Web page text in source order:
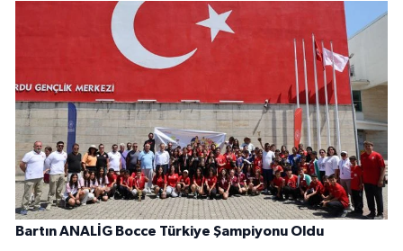
Bartın ANALİG Bocce Türkiye Şampiyonu Oldu